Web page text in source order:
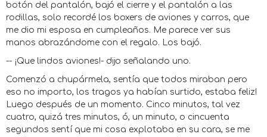
botón del pantalón, bajó el cierre y el pantalón a las
rodillas, solo recordé los boxers de aviones y carros, que
me dio mi esposa en cumpleaños. Me parece ver sus
manos abrazándome con el regalo. Los bajó.
-- ¡Que lindos aviones!- dijo señalando uno.
Comenzó a chupármela, sentía que todos miraban pero
eso no importo, los tragos ya habían surtido, estaba feliz!
Luego después de un momento. Cinco minutos, tal vez
cuatro, quizá tres minutos, ó, un minuto, o cincuenta
segundos sentí que mi cosa explotaba en su cara, se me